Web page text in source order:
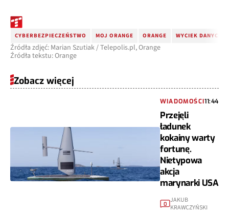
CYBERBEZPIECZEŃSTWO MOJ ORANGE ORANGE WYCIEK DANYCH
Źródła zdjęć: Marian Szutiak / Telepolis.pl, Orange
Źródła tekstu: Orange
Zobacz więcej
WIADOMOŚCI11:44
Przejęli
ładunek
kokainy warty
fortunę.
Nietypowa
akcja
marynarki USA
0 JAKUB
KRAWCZYŃSKI